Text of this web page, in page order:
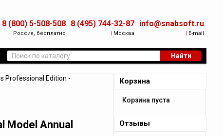
8 (800) 5-508-508
| Россия, бесплатно
8 (495) 744-32-87
| Москва
info@snabsoft.ru
| E-mail
Найти
Professional Edition -
Model Annual
Корзина
Корзина пуста
Отзывы